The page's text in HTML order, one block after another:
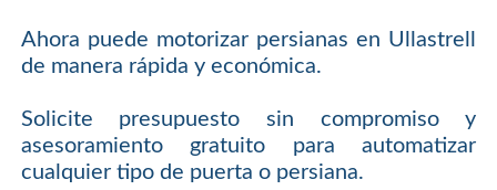
Ahora puede motorizar persianas en Ullastrell
de manera rápida y económica.
Solicite presupuesto sin compromiso y
asesoramiento gratuito para automatizar
cualquier tipo de puerta o persiana.